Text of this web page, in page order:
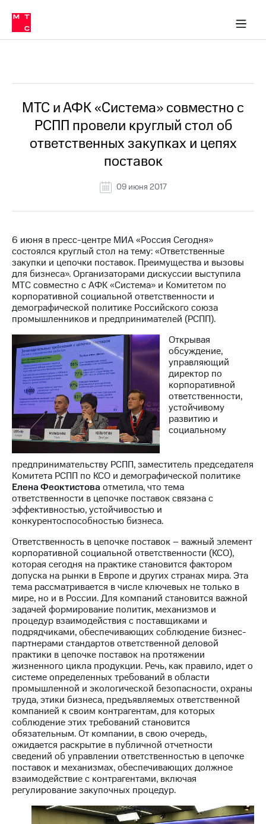
Медиа-центр
и акционерам
Устойчивое развитие
Комплаенс и деловая этика
компании
Карьера
История
компании
Руководство
информация
Медиа-центр
Пресс-
релизы
МТС
о технологиях
Достижения
Интервью
Финансовая
отчетность
Контакты
Пригласить
спикера
и акционерам
Корпоративное
управление
Корпоративный
секретарь
Раскрытие
Информация
акционерам
Документы
ПАО
"МТС"
Собрания
акционеров
Личный
кабинет
акционера
Акционерный
капитал
Контроль
и
аудит
Рынок
акций
Описание
Программа
приобретения
Порядок
выкупа
акций
Дивиденды
в МТС
Пресс-
релизы
МТС
о технологиях
МТС и АФК «Система» совместно с
РСПП провели круглый стол об
ответственных закупках и цепях
поставок
09 июня 2017
6 июня в пресс-центре МИА «Россия Сегодня»
состоялся круглый стол на тему: «Ответственные
закупки и цепочки поставок. Преимущества и вызовы
для бизнеса». Организаторами дискуссии выступила
МТС совместно с АФК «Система» и Комитетом по
корпоративной социальной ответственности и
демографической политике Российского союза
промышленников и предпринимателей (РСПП).
Открывая
обсуждение,
управляющий
директор по
корпоративной
ответственности,
устойчивому
развитию и
социальному
предпринимательству РСПП, заместитель председателя
Комитета РСПП по КСО и демографической политике
Елена Феоктистова отметила, что тема
ответственности в цепочке поставок связана с
эффективностью, устойчивостью и
конкурентоспособностью бизнеса.
Ответственность в цепочке поставок – важный элемент
корпоративной социальной ответственности (КСО),
которая сегодня на практике становится фактором
допуска на рынки в Европе и других странах мира. Эта
тема рассматривается в числе ключевых не только в
мире, но и в России. Для компаний становится важной
задачей формирование политик, механизмов и
процедур взаимодействия с поставщиками и
подрядчиками, обеспечивающих соблюдение бизнес-
партнерами стандартов ответственной деловой
практики в цепочке поставок на протяжении
жизненного цикла продукции. Речь, как правило, идет о
системе определенных требований в области
промышленной и экологической безопасности, охраны
труда, этики бизнеса, предъявляемых ответственной
компанией к своим контрагентам, для которых
соблюдение этих требований становится
обязательным. От компании, в свою очередь,
ожидается раскрытие в публичной отчетности
сведений об управлении ответственностью в цепочке
поставок и механизмах, обеспечивающих должное
взаимодействие с контрагентами, включая
регулирование закупочных процедур.